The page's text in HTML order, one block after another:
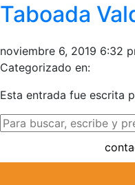
Taboada
noviembre 6, 2019 6:32
Categorizado en:
Esta entrada fue escrita